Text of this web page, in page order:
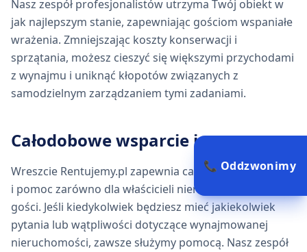
Nasz zespół profesjonalistów utrzyma Twój obiekt w
jak najlepszym stanie, zapewniając gościom wspaniałe
wrażenia. Zmniejszając koszty konserwacji i
sprzątania, możesz cieszyć się większymi przychodami
z wynajmu i uniknąć kłopotów związanych z
samodzielnym zarządzaniem tymi zadaniami.
Całodobowe wsparcie i pomoc
Wreszcie Rentujemy.pl zapewnia całodobowe wsparcie
i pomoc zarówno dla właścicieli nieruchomości, jak i
gości. Jeśli kiedykolwiek będziesz mieć jakiekolwiek
pytania lub wątpliwości dotyczące wynajmowanej
nieruchomości, zawsze służymy pomocą. Nasz zespół
📞 Oddzwonimy